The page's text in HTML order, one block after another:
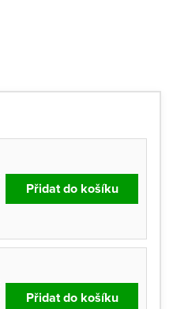
Přidat do košíku
Přidat do košíku